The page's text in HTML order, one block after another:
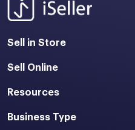
Sell in Store
Sell Online
Resources
Business Type